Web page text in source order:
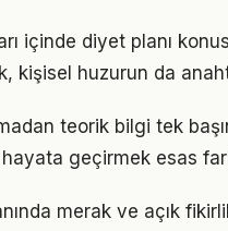
içinde diyet planı
kişisel huzurun da
teorik bilgi tek
geçirmek esas
merak ve açık